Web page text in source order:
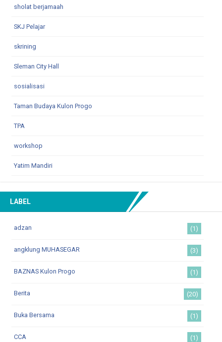
sholat berjamaah
SKJ Pelajar
skrining
Sleman City Hall
sosialisasi
Taman Budaya Kulon Progo
TPA
workshop
Yatim Mandiri
LABEL
adzan (1)
angklung MUHASEGAR (3)
BAZNAS Kulon Progo (1)
Berita (20)
Buka Bersama (1)
CCA (1)